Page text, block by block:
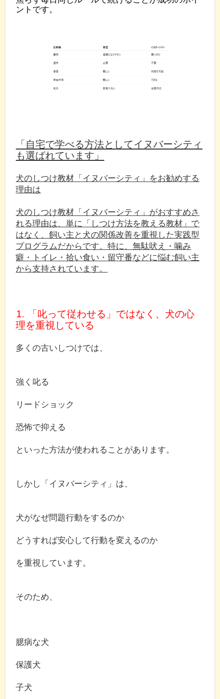
ントです。
「自宅で学べる方法としてイヌバーシティ
も選ばれています」
犬のしつけ教材「イヌバーシティ」をお勧めする
理由は
犬のしつけ教材「イヌバーシティ」がおすすめさ
れる理由は、単に「しつけ方法を教える教材」で
はなく、飼い主と犬の関係改善を重視した実践型
プログラムだからです。特に、無駄吠え・噛み
癖・トイレ・拾い食い・留守番などに悩む飼い主
から支持されています。
1. 「叱って従わせる」ではなく、犬の心
理を重視している
多くの古いしつけでは、
強く叱る
リードショック
恐怖で抑える
といった方法が使われることがあります。
しかし「イヌバーシティ」は、
犬がなぜ問題行動をするのか
どうすれば安心して行動を変えるのか
を重視しています。
そのため、
臆病な犬
保護犬
子犬